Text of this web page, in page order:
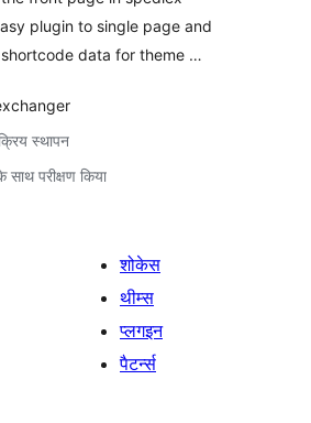
plugin to single page and
data for theme …
स्थापन
परीक्षण किया
शोकेस
थीम्स
प्लगइन
पैटर्न्स